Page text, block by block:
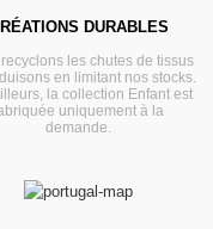
DURABLES
les chutes de tissus
en limitant nos stocks.
la collection Enfant est
uniquement à la
demande.